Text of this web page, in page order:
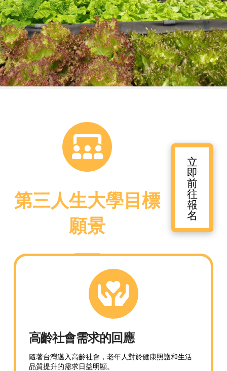
第三人生大學目標
願景
立
即
前
往
報
名
高齡社會需求的回應
隨著台灣邁入高齡社會，老年人對於健康照護和生活
品質提升的需求日益明顯。